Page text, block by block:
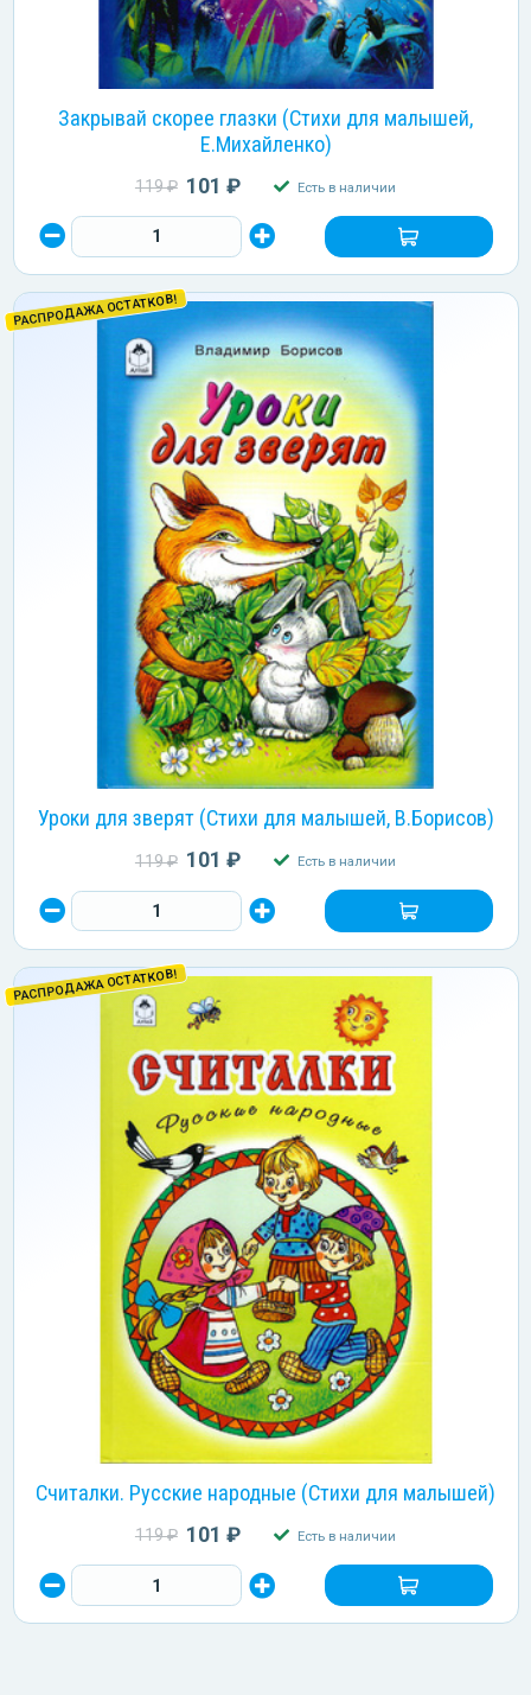
Закрывай скорее глазки (Стихи для малышей,
Е.Михайленко)
119 ₽ 101 ₽ Есть в наличии
РАСПРОДАЖА ОСТАТКОВ!
Уроки для зверят (Стихи для малышей, В.Борисов)
119 ₽ 101 ₽ Есть в наличии
РАСПРОДАЖА ОСТАТКОВ!
Считалки. Русские народные (Стихи для малышей)
119 ₽ 101 ₽ Есть в наличии